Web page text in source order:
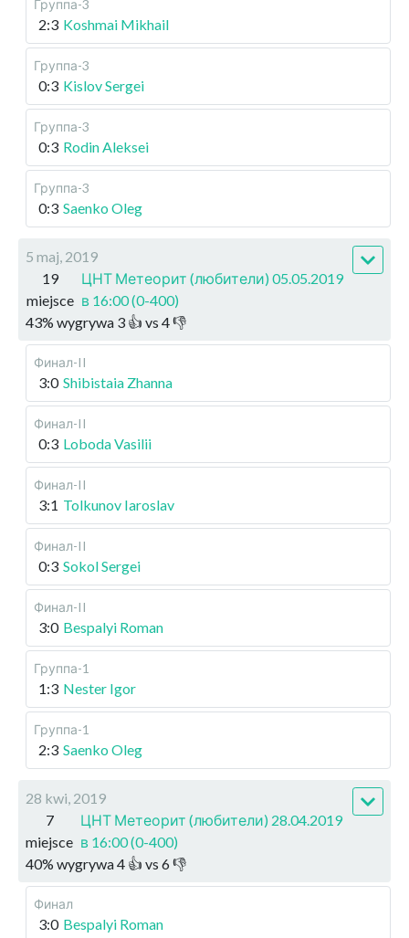
Группа-3
2:3 Koshmai Mikhail
Группа-3
0:3 Kislov Sergei
Группа-3
0:3 Rodin Aleksei
Группа-3
0:3 Saenko Oleg
5 maj, 2019
19
miejsce
ЦНТ Метеорит (любители) 05.05.2019
в 16:00 (0-400)
43% wygrywa 3 👍 vs 4👎
Финал-II
3:0 Shibistaia Zhanna
Финал-II
0:3 Loboda Vasilii
Финал-II
3:1 Tolkunov Iaroslav
Финал-II
0:3 Sokol Sergei
Финал-II
3:0 Bespalyi Roman
Группа-1
1:3 Nester Igor
Группа-1
2:3 Saenko Oleg
28 kwi, 2019
7
miejsce
ЦНТ Метеорит (любители) 28.04.2019
в 16:00 (0-400)
40% wygrywa4 👍 vs 6👎
Финал
3:0 Bespalyi Roman